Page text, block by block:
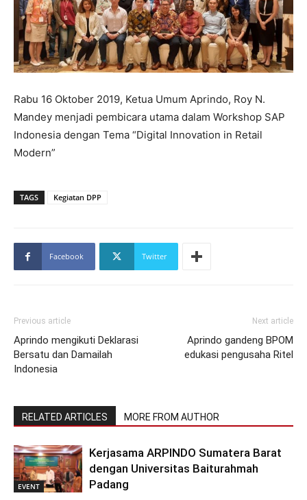
Rabu 16 Oktober 2019, Ketua Umum Aprindo, Roy N.
Mandey menjadi pembicara utama dalam Workshop SAP
Indonesia dengan Tema “Digital Innovation in Retail
Modern”
TAGS Kegiatan DPP
Facebook Twitter
Previous article
Aprindo mengikuti Deklarasi
Bersatu dan Damailah
Indonesia
Next article
Aprindo gandeng BPOM
edukasi pengusaha Ritel
RELATED ARTICLES MORE FROM AUTHOR
EVENT
Kerjasama ARPINDO Sumatera Barat
dengan Universitas Baiturahmah
Padang